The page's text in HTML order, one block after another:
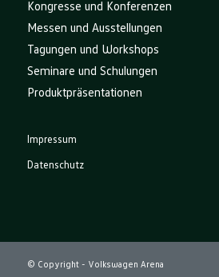
Kongresse und Konferenzen
Messen und Ausstellungen
Tagungen und Workshops
Seminare und Schulungen
Produktpräsentationen
Impressum
Datenschutz
© Copyright - Volkswagen Arena